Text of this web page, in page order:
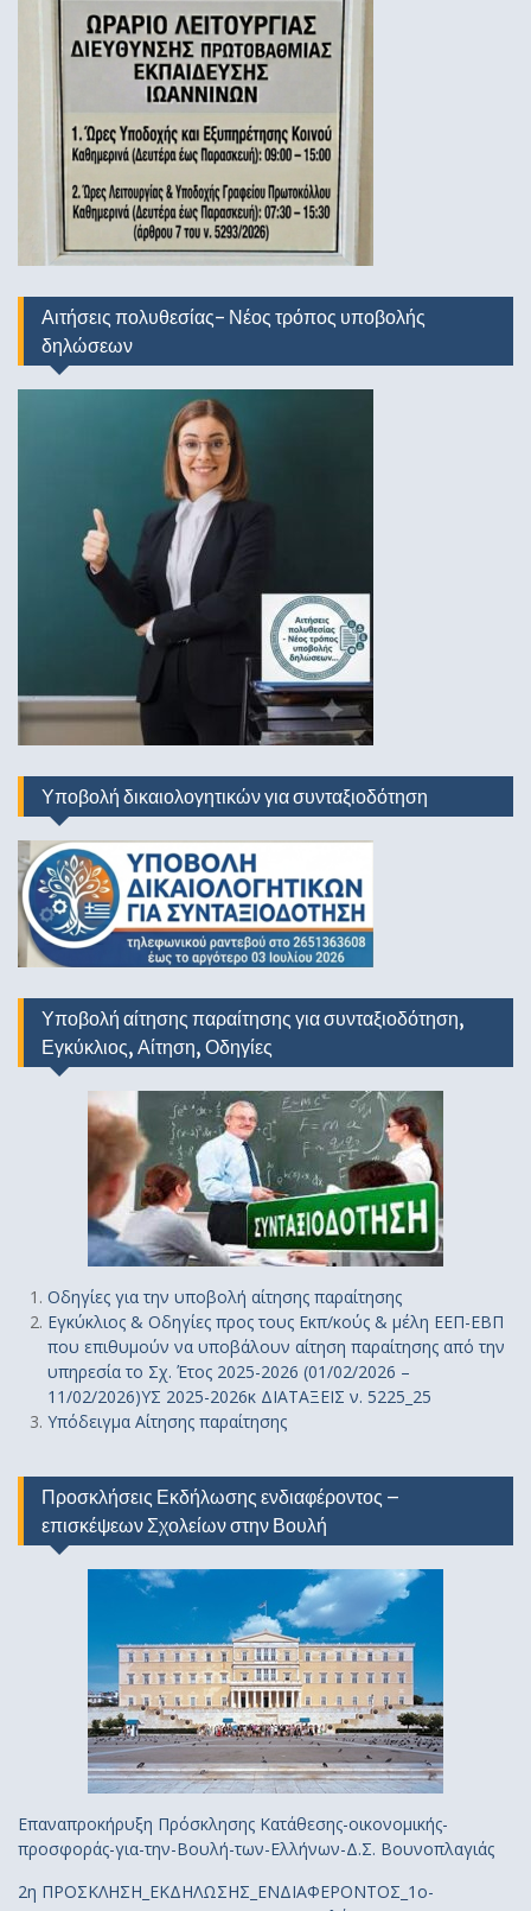
Αιτήσεις πολυθεσίας- Νέος τρόπος υποβολής
δηλώσεων
Υποβολή δικαιολογητικών για συνταξιοδότηση
Υποβολή αίτησης παραίτησης για συνταξιοδότηση,
Εγκύκλιος, Αίτηση, Οδηγίες
Οδηγίες για την υποβολή αίτησης παραίτησης
Εγκύκλιος & Οδηγίες προς τους Εκπ/κούς & μέλη ΕΕΠ-ΕΒΠ
που επιθυμούν να υποβάλουν αίτηση παραίτησης από την
υπηρεσία το Σχ. Έτος 2025-2026 (01/02/2026 –
11/02/2026)ΥΣ 2025-2026κ ΔΙΑΤΑΞΕΙΣ ν. 5225_25
Υπόδειγμα Αίτησης παραίτησης
Προσκλήσεις Εκδήλωσης ενδιαφέροντος –
επισκέψεων Σχολείων στην Βουλή
Επαναπροκήρυξη Πρόσκλησης Κατάθεσης-οικονομικής-
προσφοράς-για-την-Βουλή-των-Ελλήνων-Δ.Σ. Βουνοπλαγιάς
2η ΠΡΟΣΚΛΗΣΗ_ΕΚΔΗΛΩΣΗΣ_ΕΝΔΙΑΦΕΡΟΝΤΟΣ_1ο-